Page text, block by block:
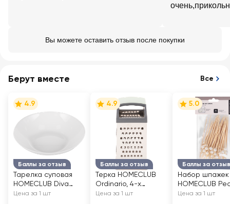
Вы можете оставить отзыв после покупки
Берут вместе Все
Баллы за отзыв
4.9
Тарелка суповая
HOMECLUB Diva
20см, стекло, Арт.
Цена за 1 шт
Баллы за отзыв
4.9
Терка HOMECLUB
Ordinario, 4-х
гранная,
Цена за 1 шт
Баллы за отзыв
5.0
Набор шпажек
HOMECLUB
бамбук, Арт.
Цена за 1 шт